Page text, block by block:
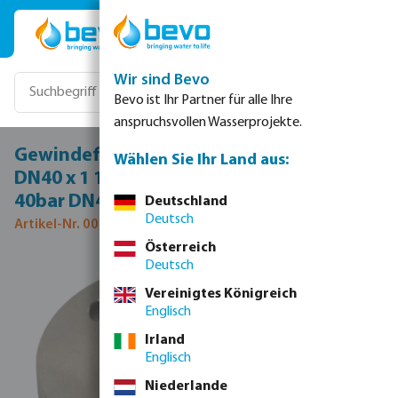
Zum Hauptinhalt springen
Gewindeflansch Edelstahl 316 DN40 x
DN40 x 1 1/2" DIN Flansch x Innengewinde
40bar DN40 PN40
Artikel-Nr. 0080667
Bildergalerie überspringen
Wir sind Bevo
Bevo ist Ihr Partner für alle Ihre
anspruchsvollen Wasserprojekte.
Wählen Sie Ihr Land aus:
Deutschland
Deutsch
Österreich
Deutsch
Vereinigtes Königreich
Englisch
Irland
Englisch
Niederlande